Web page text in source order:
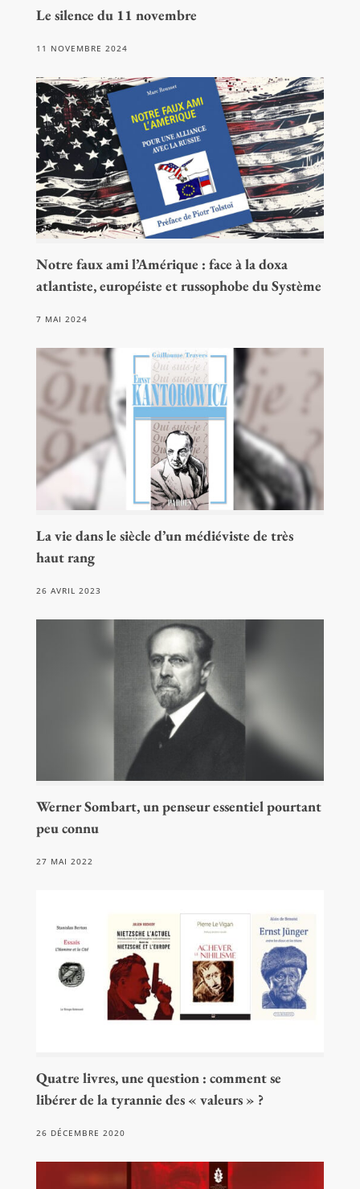
Le silence du 11 novembre
11 NOVEMBRE 2024
Notre faux ami l’Amérique : face à la doxa
atlantiste, européiste et russophobe du Système
7 MAI 2024
La vie dans le siècle d’un médiéviste de très
haut rang
26 AVRIL 2023
Werner Sombart, un penseur essentiel pourtant
peu connu
27 MAI 2022
Quatre livres, une question : comment se
libérer de la tyrannie des « valeurs » ?
26 DÉCEMBRE 2020